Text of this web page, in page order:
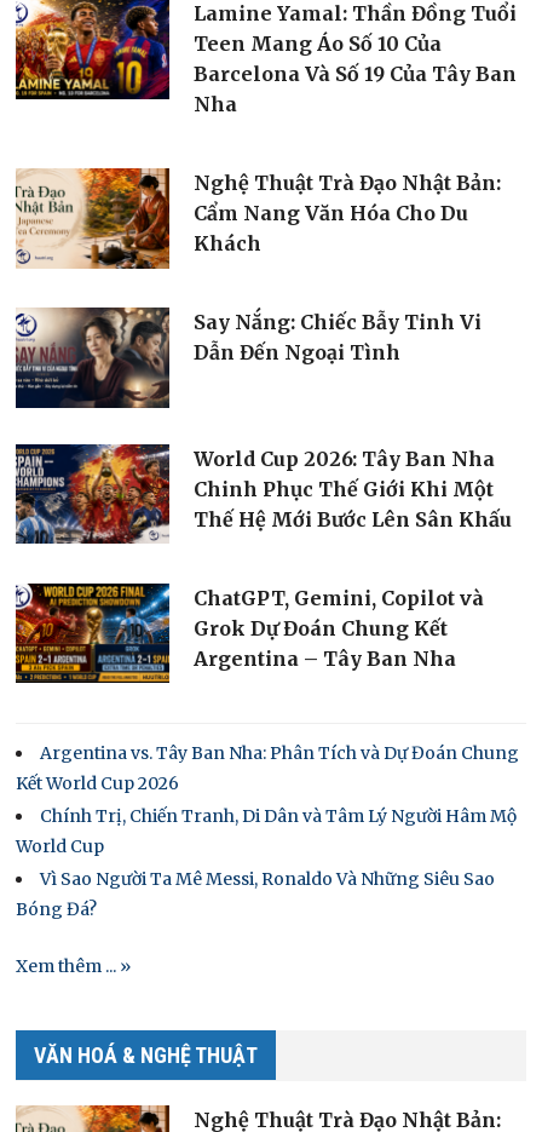
Lamine Yamal: Thần Đồng Tuổi
Teen Mang Áo Số 10 Của
Barcelona Và Số 19 Của Tây Ban
Nha
Nghệ Thuật Trà Đạo Nhật Bản:
Cẩm Nang Văn Hóa Cho Du
Khách
Say Nắng: Chiếc Bẫy Tinh Vi
Dẫn Đến Ngoại Tình
World Cup 2026: Tây Ban Nha
Chinh Phục Thế Giới Khi Một
Thế Hệ Mới Bước Lên Sân Khấu
ChatGPT, Gemini, Copilot và
Grok Dự Đoán Chung Kết
Argentina – Tây Ban Nha
Argentina vs. Tây Ban Nha: Phân Tích và Dự Đoán Chung
Kết World Cup 2026
Chính Trị, Chiến Tranh, Di Dân và Tâm Lý Người Hâm Mộ
World Cup
Vì Sao Người Ta Mê Messi, Ronaldo Và Những Siêu Sao
Bóng Đá?
Xem thêm ... »
VĂN HOÁ & NGHỆ THUẬT
Nghệ Thuật Trà Đạo Nhật Bản: